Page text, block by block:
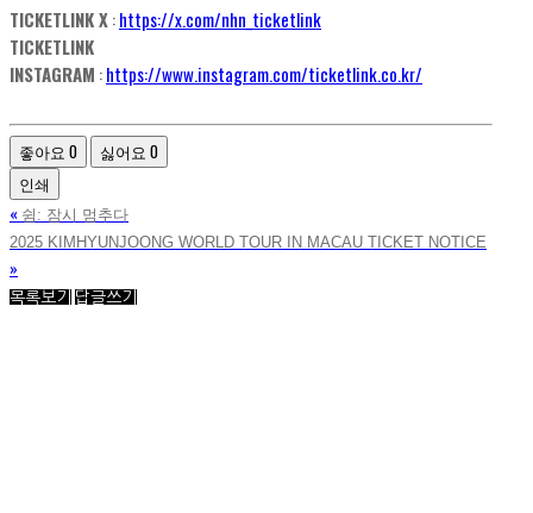
TICKETLINK X:https://x.com/nhn_ticketlink
TICKETLINK
INSTAGRAM :https://www.instagram.com/ticketlink.co.kr/
좋아요 0 싫어요 0
인쇄
« 쉼: 잠시 멈추다
2025 KIMHYUNJOONG WORLD TOUR IN MACAU TICKET NOTICE
»
목록보기 답글쓰기